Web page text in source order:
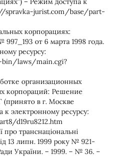
spravka-jurist.com/base/part-
корпорациях:
от 6 марта 1998 года.
ресурсу:
bin/laws/main.cgi?
организационных
корпораций: Решение
в г. Москве
электронному ресурсу:
d19ru8212.htm
транснаціональні
13 липн. 1999 року № 921-
України. – 1999. – № 36. –